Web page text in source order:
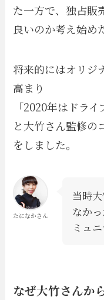
た一方で、独占販
良いのか考え始め
将来的にはオリジ
高まり
「2020年はドラ
と大竹さん監修の
をしました。
たになかさん
当時
なか
ミュ
なぜ大竹さんか